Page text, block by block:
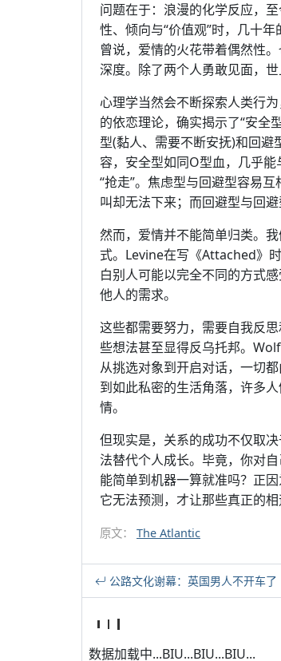
问题在于：浪漫的化学反应，
性、倾向与“价值观”时，几十
曾说，爱情的火花带着偶然性
深度。除了两个人勇敢见面，世
心理学当然会不断探索人类行
的依恋理论，确实揭示了“安全
型(黏人、需要不断安抚)和回
容，安全型如同O型血，几乎
“抢走”。焦虑型与回避型容易
叫却无法下来；而回避型与回
然而，爱情并不能简单归类。
式。Levine在写《Attached》
白别人可能以完全不同的方式
他人的需求。
这些都需要努力，需要自我反
些想法甚至显得反乌托邦。
从挑选对象到开启对话，一切
到如此私密的生活角落，许多
情。
但现实是，关系的成功不仅取
法替代个人成长。毕竟，你对
能简单到机器一算就准吗？正
它无法预测，才让那些真正的相
原文： The Atlantic
公路文化谢幕：英国男人不开车了
数据加载中...BIU...BIU...BIU...